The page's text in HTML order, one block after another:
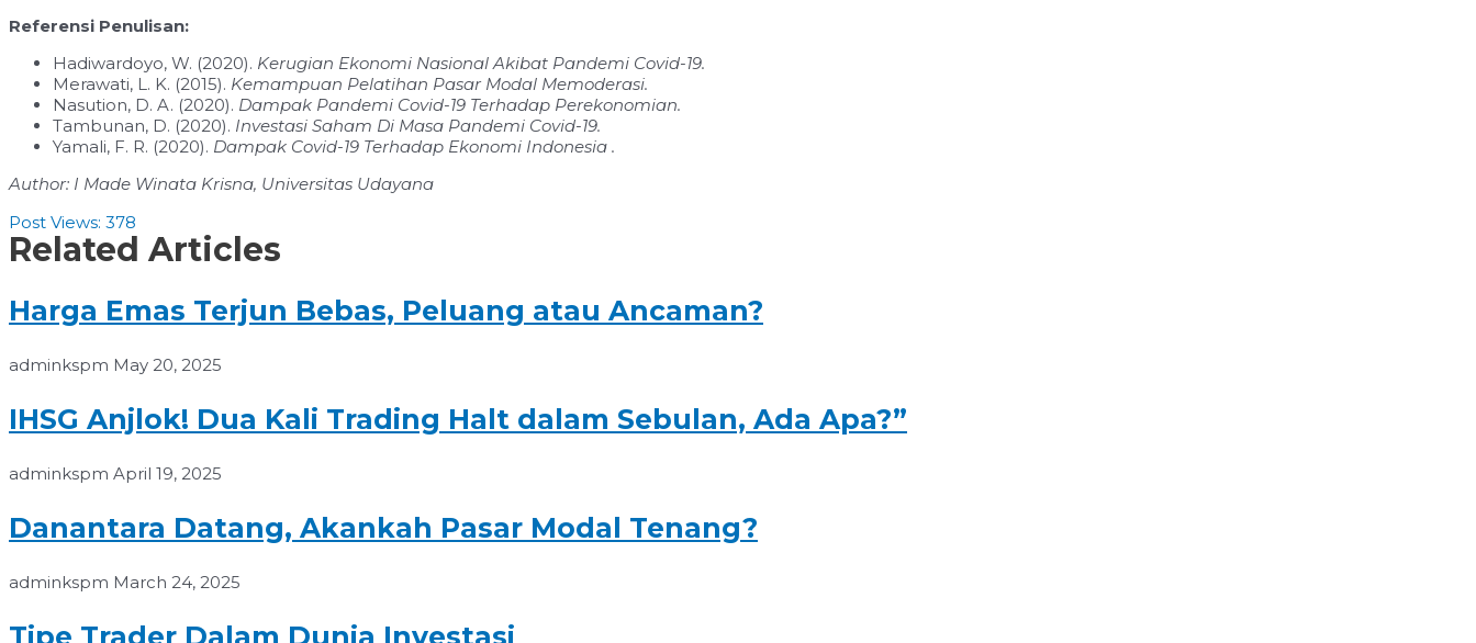
Referensi Penulisan:
Hadiwardoyo, W. (2020). Kerugian Ekonomi Nasional Akibat Pandemi Covid-19.
Merawati, L. K. (2015). Kemampuan Pelatihan Pasar Modal Memoderasi.
Nasution, D. A. (2020). Dampak Pandemi Covid-19 Terhadap Perekonomian.
Tambunan, D. (2020). Investasi Saham Di Masa Pandemi Covid-19.
Yamali, F. R. (2020). Dampak Covid-19 Terhadap Ekonomi Indonesia .
Author: I Made Winata Krisna, Universitas Udayana
Post Views: 378
Related Articles
Harga Emas Terjun Bebas, Peluang atau Ancaman?
adminkspm May 20, 2025
IHSG Anjlok! Dua Kali Trading Halt dalam Sebulan, Ada Apa?”
adminkspm April 19, 2025
Danantara Datang, Akankah Pasar Modal Tenang?
adminkspm March 24, 2025
Tipe Trader Dalam Dunia Investasi